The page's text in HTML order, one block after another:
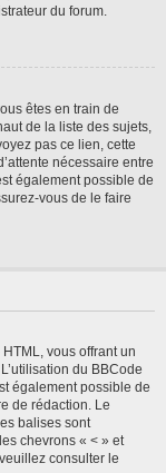
du forum.
êtes en train de
de la liste des sujets,
pas ce lien, cette
nécessaire entre
également possible de
vous de le faire
vous offrant un
du BBCode
également possible de
de rédaction. Le
balises sont
chevrons « < » et
consulter le